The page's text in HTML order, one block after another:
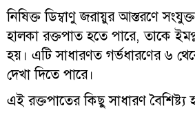
নিষিক্ত ডিম্বাণু জরায়ুর আস্তরণে
হালকা রক্তপাত হতে পারে, তাকে
হয়। এটি সাধারণত গর্ভধারণের ৬
দেখা দিতে পারে।
এই রক্তপাতের কিছু সাধারণ